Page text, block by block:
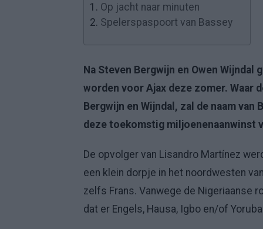
1. Op jacht naar minuten
2. Spelerspaspoort van Bassey
Na Steven Bergwijn en Owen Wijndal
worden voor Ajax deze zomer. Waar
Bergwijn en Wijndal, zal de naam
deze toekomstig miljoenenaanwinst
De opvolger van Lisandro Martínez
een klein dorpje in het noordwesten
zelfs Frans. Vanwege de Nigeriaanse
dat er Engels, Hausa, Igbo en/of